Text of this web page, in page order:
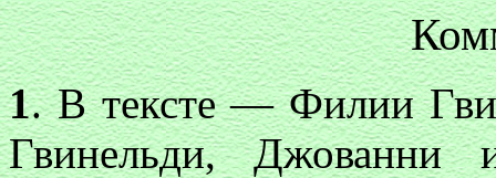
1. В тексте — Филии
Гвинельди, Джованни